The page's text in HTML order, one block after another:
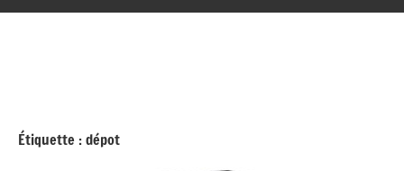
Étiquette :dépot